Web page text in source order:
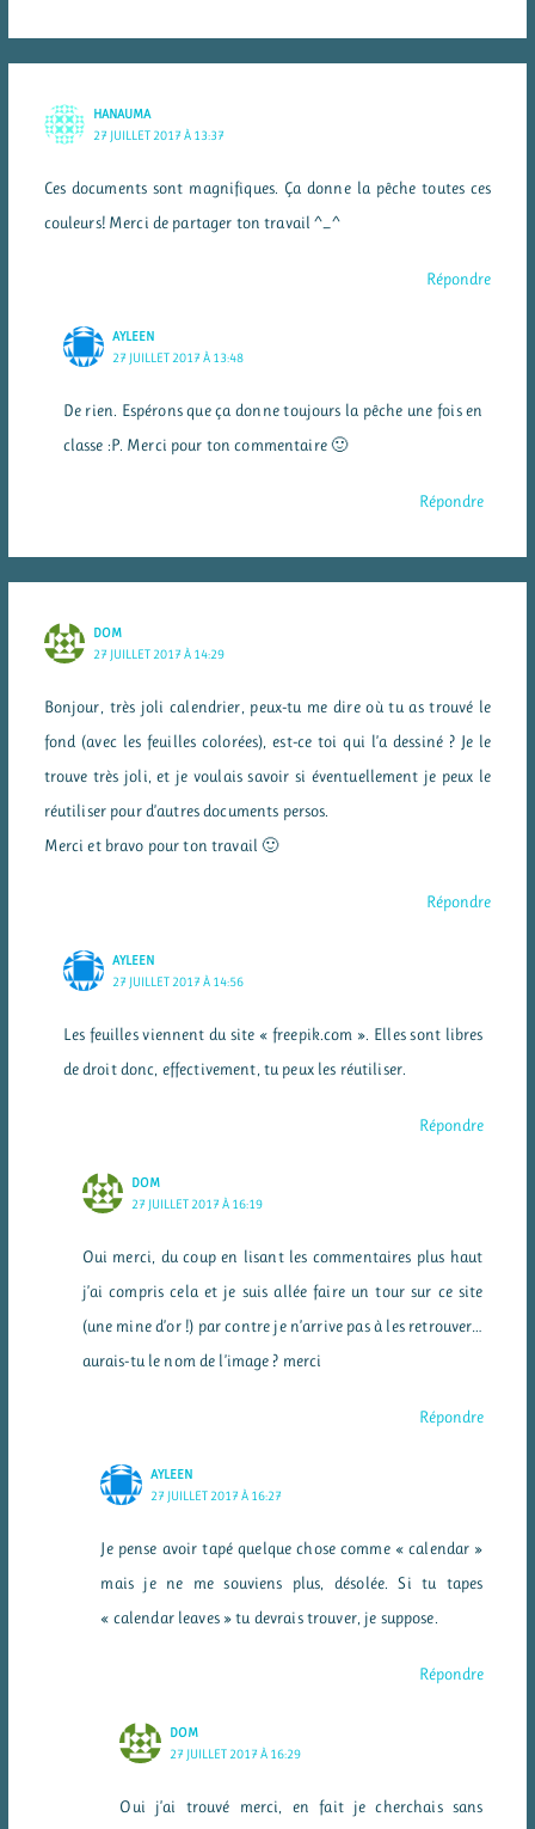
HANAUMA
27 JUILLET 2017 À 13:37
Ces documents sont magnifiques. Ça donne la pêche toutes ces
couleurs! Merci de partager ton travail ^_^
Répondre
AYLEEN
27 JUILLET 2017 À 13:48
De rien. Espérons que ça donne toujours la pêche une fois en
classe :P. Merci pour ton commentaire 🙂
Répondre
DOM
27 JUILLET 2017 À 14:29
Bonjour, très joli calendrier, peux-tu me dire où tu as trouvé le
fond (avec les feuilles colorées), est-ce toi qui l’a dessiné ? Je le
trouve très joli, et je voulais savoir si éventuellement je peux le
réutiliser pour d’autres documents persos.
Merci et bravo pour ton travail 🙂
Répondre
AYLEEN
27 JUILLET 2017 À 14:56
Les feuilles viennent du site « freepik.com ». Elles sont libres
de droit donc, effectivement, tu peux les réutiliser.
Répondre
DOM
27 JUILLET 2017 À 16:19
Oui merci, du coup en lisant les commentaires plus haut
j’ai compris cela et je suis allée faire un tour sur ce site
(une mine d’or !) par contre je n’arrive pas à les retrouver…
aurais-tu le nom de l’image ? merci
Répondre
AYLEEN
27 JUILLET 2017 À 16:27
Je pense avoir tapé quelque chose comme « calendar »
mais je ne me souviens plus, désolée. Si tu tapes
« calendar leaves » tu devrais trouver, je suppose.
Répondre
DOM
27 JUILLET 2017 À 16:29
Oui j’ai trouvé merci, en fait je cherchais sans